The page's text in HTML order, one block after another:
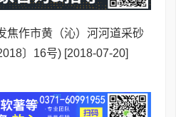
焦作市黄（沁）河河道采砂
〕16号) [2018-07-20]